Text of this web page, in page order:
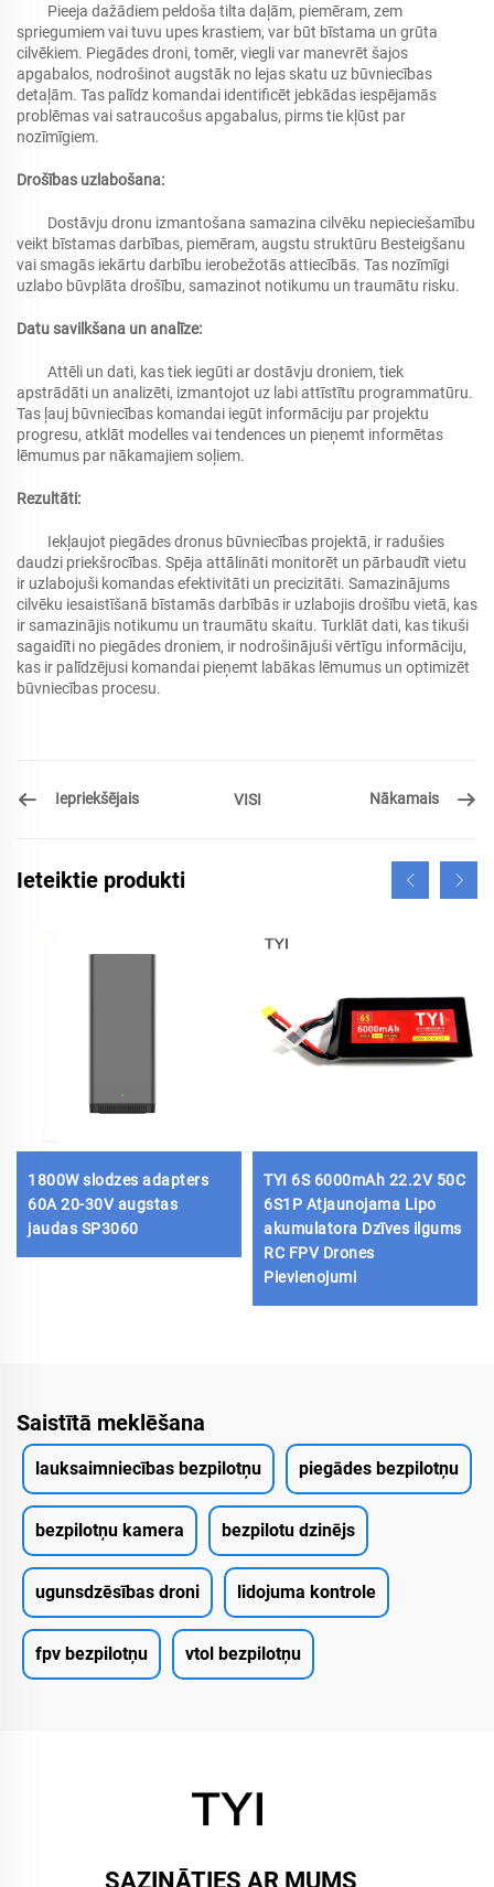
Pieeja dažādiem peldoša tilta daļām, piemēram, zem
spriegumiem vai tuvu upes krastiem, var būt bīstama un grūta
cilvēkiem. Piegādes droni, tomēr, viegli var manevrēt šajos
apgabalos, nodrošinot augstāk no lejas skatu uz būvniecības
detaļām. Tas palīdz komandai identificēt jebkādas iespējamās
problēmas vai satraucošus apgabalus, pirms tie kļūst par
nozīmīgiem.
Drošības uzlabošana:
Dostāvju dronu izmantošana samazina cilvēku nepieciešamību
veikt bīstamas darbības, piemēram, augstu struktūru Besteigšanu
vai smagās iekārtu darbību ierobežotās attiecībās. Tas nozīmīgi
uzlabo būvplāta drošību, samazinot notikumu un traumātu risku.
Datu savilkšana un analīze:
Attēli un dati, kas tiek iegūti ar dostāvju droniem, tiek
apstrādāti un analizēti, izmantojot uz labi attīstītu programmatūru.
Tas ļauj būvniecības komandai iegūt informāciju par projektu
progresu, atklāt modelles vai tendences un pieņemt informētas
lēmumus par nākamajiem soļiem.
Rezultāti:
Iekļaujot piegādes dronus būvniecības projektā, ir radušies
daudzi priekšrocības. Spēja attālināti monitorēt un pārbaudīt vietu
ir uzlabojuši komandas efektivitāti un precizitāti. Samazinājums
cilvēku iesaistīšanā bīstamās darbībās ir uzlabojis drošību vietā, kas
ir samazinājis notikumu un traumātu skaitu. Turklāt dati, kas tikuši
sagaidīti no piegādes droniem, ir nodrošinājuši vērtīgu informāciju,
kas ir palīdzējusi komandai pieņemt labākas lēmumus un optimizēt
būvniecības procesu.
Iepriekšējais VISI Nākamais
Ieteiktie produkti
1800W slodzes adapters
60A 20-30V augstas
jaudas SP3060
TYI 6S 6000mAh 22.2V 50C
6S1P Atjaunojama Lipo
akumulatora Dzīves ilgums
RC FPV Drones
Pievienojumi
Saistītā meklēšana
lauksaimniecības bezpilotņu piegādes bezpilotņu
bezpilotņu kamera bezpilotu dzinējs
ugunsdzēsības droni lidojuma kontrole
fpv bezpilotņu vtol bezpilotņu
SAZINĀTIES AR MUMS